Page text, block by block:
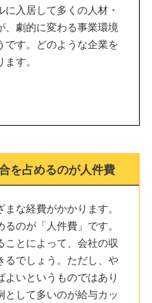
入居して多くの人材・
、劇的に変わる事業環境
です。どのような企業を
す。
を占めるのが人件費
な経費がかかります。
のが「人件費」です。
ことによって、会社の収
るでしょう。ただし、や
いというものではあり
として多いのが給与カッ